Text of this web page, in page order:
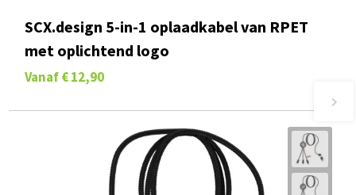
SCX.design 5-in-1 oplaadkabel van RPET
met oplichtend logo
Vanaf € 12,90